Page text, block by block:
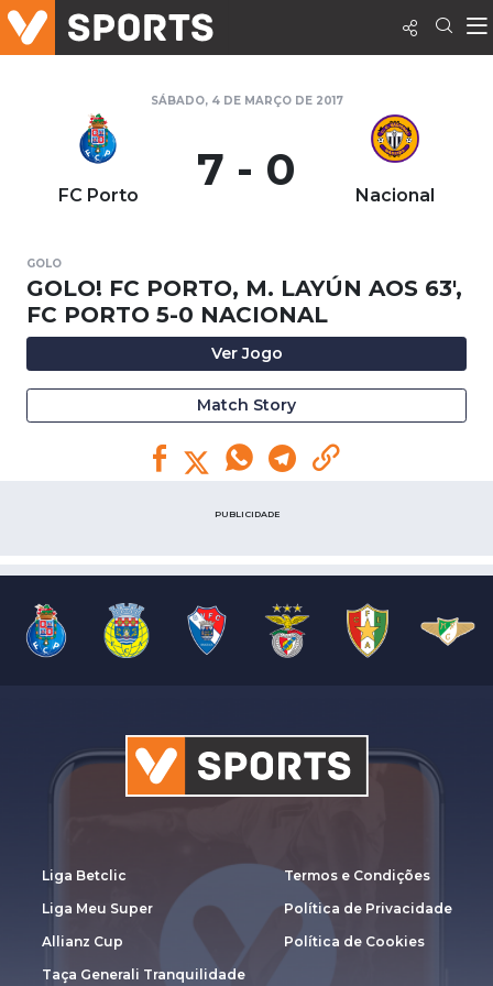
SÁBADO, 4 DE MARÇO DE 2017
FC Porto 7 - 0 Nacional
GOLO
GOLO! FC PORTO, M. LAYÚN AOS 63',
FC PORTO 5-0 NACIONAL
Ver Jogo
Match Story
PUBLICIDADE
Liga Betclic
Liga Meu Super
Allianz Cup
Taça Generali Tranquilidade
Termos e Condições
Política de Privacidade
Política de Cookies